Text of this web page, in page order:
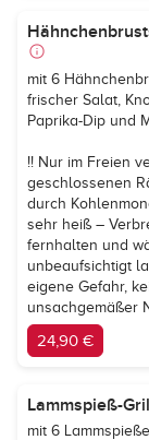
mit 6
frischer Salat,
Paprika-Dip und
!! Nur im Freien
geschlossenen
durch
sehr heiß –
fernhalten und
unbeaufsichtigt
eigene Gefahr,
unsachgemäßer
24,90 €
Lammspieß-
mit 6